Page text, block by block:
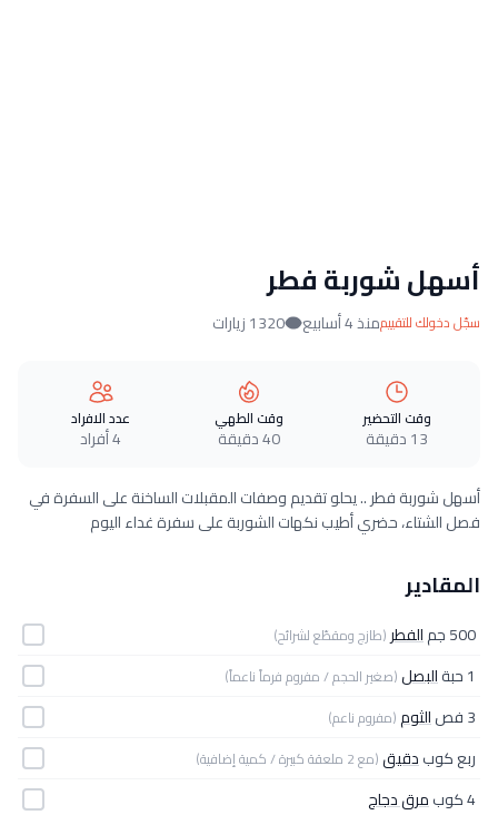
أسهل شوربة فطر
سجّل دخولك للتقييممنذ 4 أسابيع 1320 زيارات
وقت التحضير
13 دقيقة
وقت الطهي
40 دقيقة
عدد الافراد
4 أفراد
أسهل شوربة فطر .. يحلو تقديم وصفات المقبلات الساخنة على السفرة في
فصل الشتاء، حضري أطيب نكهات الشوربة على سفرة غداء اليوم
المقادير
500 جم الفطر (طازج ومقطّع لشرائح)
1 حبة البصل(صغير الحجم / مفروم فرماً ناعماً)
3 فص الثوم(مفروم ناعم)
ربع كوبدقيق(مع 2 ملعقة كبيرة / كمية إضافية)
4 كوب
مرق دجاج